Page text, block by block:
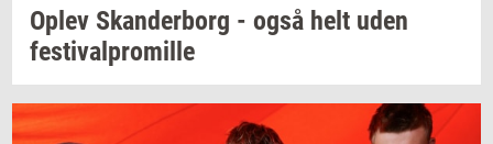
Oplev Skan­der­borg - også helt uden
festi­val­pro­mil­le